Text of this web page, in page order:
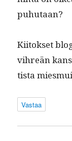
puhutaan?
Kiitok­set
vihreän
tista
Vastaa